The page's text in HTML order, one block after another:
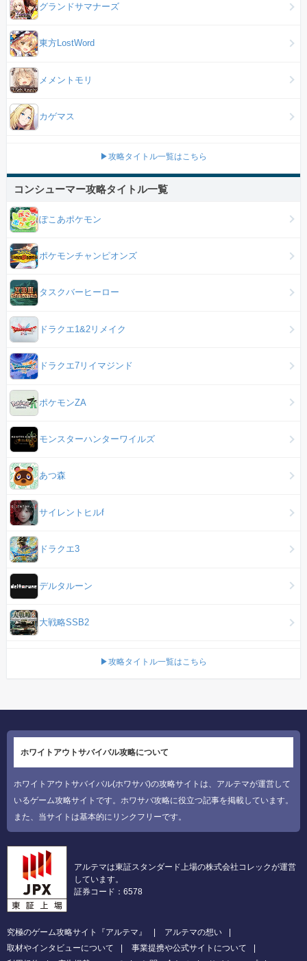
グランドサマナーズ
東方LostWord
メメントモリ
カゲマス
▶攻略タイトル一覧はこちら
コンシューマー攻略タイトル一覧
ぽこあポケモン
ポケモンチャンピオンズ
タスクバーヒーロー
ドラクエ1&2リメイク
ドラクエ7リイマジンド
ポケモンZA
モンスターハンターワイルズ
あつ森
サイレントヒルf
ドラクエ3
デルタルーン
大戦略SSB2
▶攻略タイトル一覧はこちら
ホワイトアウトサバイバル攻略について
ホワイトアウトサバイバル(ホワサバ)の攻略サイトは、アルテマが運営して
いるゲーム攻略サイトです。ホワサバ攻略に役立つ記事を掲載しています。
また、当サイトは基本的にリンクフリーです。
アルテマは東証スタンダード上場の株式会社コレックが運営
しています。
証券コード：6578
究極のゲーム攻略サイト『アルテマ』
アルテマの想い
取材やインタビューについて
事業提携や公式サイトについて